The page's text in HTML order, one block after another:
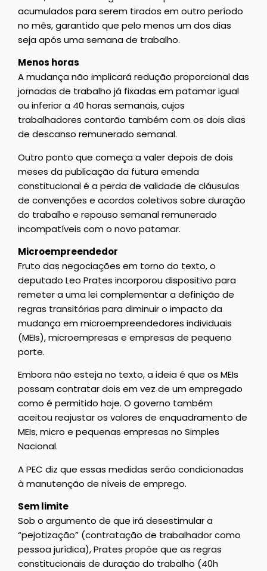
acumulados para serem tirados em outro período
no mês, garantido que pelo menos um dos dias
seja após uma semana de trabalho.
Menos horas
A mudança não implicará redução proporcional das
jornadas de trabalho já fixadas em patamar igual
ou inferior a 40 horas semanais, cujos
trabalhadores contarão também com os dois dias
de descanso remunerado semanal.
Outro ponto que começa a valer depois de dois
meses da publicação da futura emenda
constitucional é a perda de validade de cláusulas
de convenções e acordos coletivos sobre duração
do trabalho e repouso semanal remunerado
incompatíveis com o novo patamar.
Microempreendedor
Fruto das negociações em torno do texto, o
deputado Leo Prates incorporou dispositivo para
remeter a uma lei complementar a definição de
regras transitórias para diminuir o impacto da
mudança em microempreendedores individuais
(MEIs), microempresas e empresas de pequeno
porte.
Embora não esteja no texto, a ideia é que os MEIs
possam contratar dois em vez de um empregado
como é permitido hoje. O governo também
aceitou reajustar os valores de enquadramento de
MEIs, micro e pequenas empresas no Simples
Nacional.
A PEC diz que essas medidas serão condicionadas
à manutenção de níveis de emprego.
Sem limite
Sob o argumento de que irá desestimular a
“pejotização” (contratação de trabalhador como
pessoa jurídica), Prates propõe que as regras
constitucionais de duração do trabalho (40h